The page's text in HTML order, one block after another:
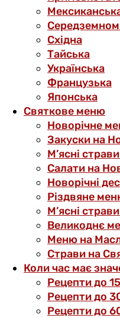
Східна
Тайська
Українська
Французька
Японська
Святкове меню
Новорічне
Закуски на
М’ясні
Салати на
Новорічні
Різдвяне
М’ясні
Великоднє
Меню на
Страви на
Коли час має
Рецепти до
Рецепти до
Рецепти до